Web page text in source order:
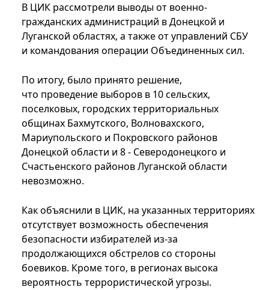
В ЦИК рассмотрели выводы от военно-
гражданских администраций в Донецкой и
Луганской областях, а также от управлений СБУ
и командования операции Объединенных сил.
По итогу, было принято решение,
что проведение выборов в 10 сельских,
поселковых, городских территориальных
общинах Бахмутского, Волновахского,
Мариупольского и Покровского районов
Донецкой области и 8 - Северодонецкого и
Счастьенского районов Луганской области
невозможно.
Как объяснили в ЦИК, на указанных территориях
отсутствует возможность обеспечения
безопасности избирателей из-за
продолжающихся обстрелов со стороны
боевиков. Кроме того, в регионах высока
вероятность террористической угрозы.